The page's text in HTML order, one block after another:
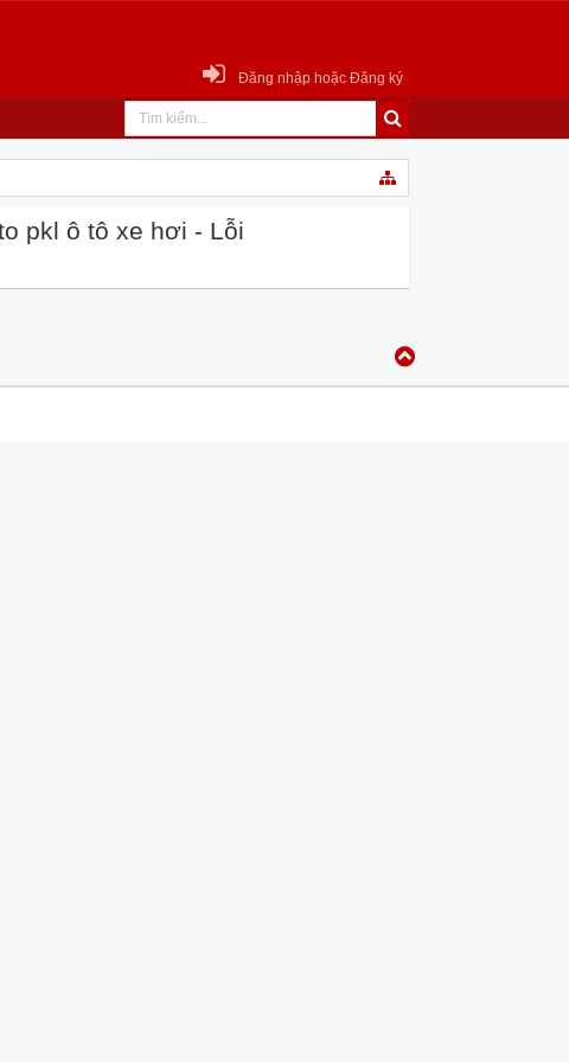
Đăng nhập hoặc Đăng ký
pkl ô tô xe hơi - Lỗi